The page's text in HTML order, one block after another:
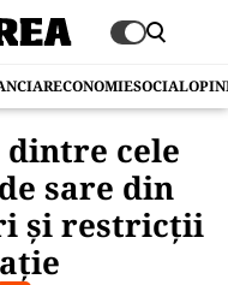
ECONOMIESOCIAL
dintre cele
sare din
și restricții